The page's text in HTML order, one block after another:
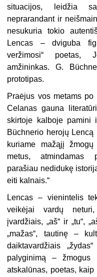
situacijos, leidžia
neprarandant ir
nesukuria tokio
Lencas – dviguba
veržimosi“ poetas,
amžininkas. G.
prototipas.
Praėjus vos metams po
Celanas gauna
skirtoje kalboje pamini
Büchnerio herojų Lencą
kuriame mažąjį
metus, atmindamas
parašiau nedidukę
eiti kalnais.“
Lencas – vienintelis
veikėjai vardų
įvardžiais, „aš“ ir „tu“,
„mažas“, tautinę –
daiktavardžiais
palyginimą – žmogus
atskalūnas, poetas, kaip